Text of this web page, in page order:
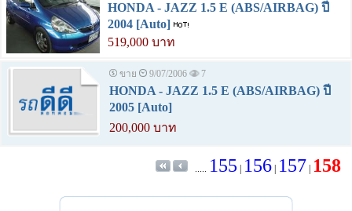
HONDA - JAZZ 1.5 E (ABS/AIRBAG) ปี
2004 [Auto]
519,000 บาท
ขาย 9/07/2006 7
HONDA - JAZZ 1.5 E (ABS/AIRBAG) ปี
2005 [Auto]
200,000 บาท
..... 155 156| 157 158